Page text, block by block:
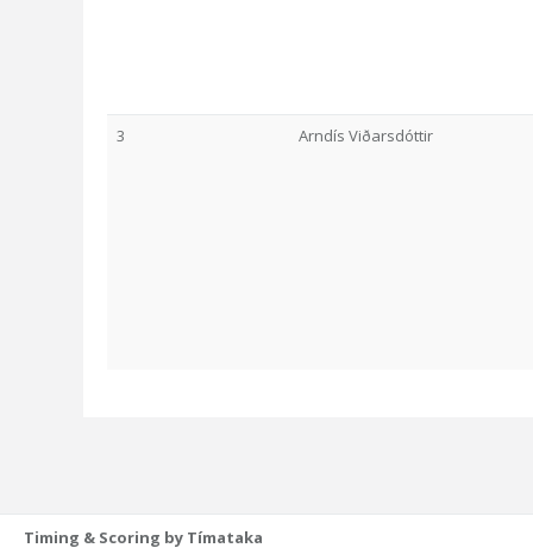
3 Arndís Viðarsdóttir
Timing & Scoring by Tímataka